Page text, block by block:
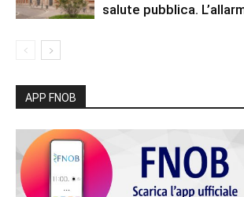
salute pubblica.
APP FNOB